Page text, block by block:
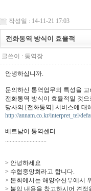
작성일 : 14-11-21 17:03
전화통역 방식이 효율적
글쓴이 : 통역장
안녕하십니까.
문의하신 통역업무의 특성을 고
전화통역 방식이 효율적일 것
당사의 [전화통역] 서비스에 대
http://annam.co.kr/interpret_tel/
베트남어 통역센터
...........................
> 안녕하세요
> 수협중앙회라고 합니다.
> 본회에서는 해양수산부에서
> 붙임 내용을 참고하시어 견적